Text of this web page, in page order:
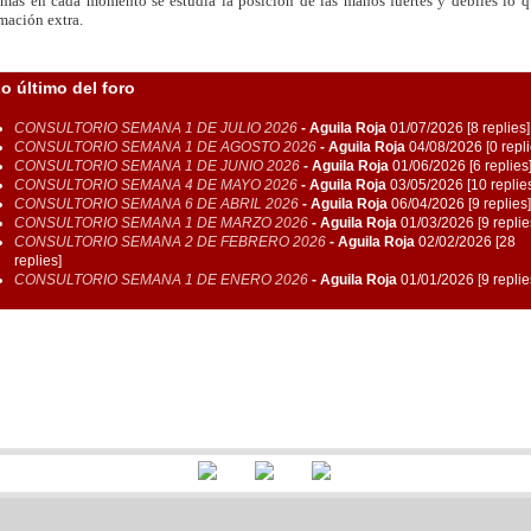
extra.
último del foro
CONSULTORIO SEMANA 1 DE JULIO 2026 - Aguila Roja 01/07/2026 [8 replies]
CONSULTORIO SEMANA 1 DE AGOSTO 2026 - Aguila Roja 04/08/2026 [0
CONSULTORIO SEMANA 1 DE JUNIO 2026 - Aguila Roja 01/06/2026 [6 replies]
CONSULTORIO SEMANA 4 DE MAYO 2026 - Aguila Roja 03/05/2026 [10
CONSULTORIO SEMANA 6 DE ABRIL 2026 - Aguila Roja 06/04/2026 [9 replies]
CONSULTORIO SEMANA 1 DE MARZO 2026 - Aguila Roja 01/03/2026 [9
CONSULTORIO SEMANA 2 DE FEBRERO 2026 - Aguila Roja 02/02/2026 [28
replies]
CONSULTORIO SEMANA 1 DE ENERO 2026 - Aguila Roja 01/01/2026 [9